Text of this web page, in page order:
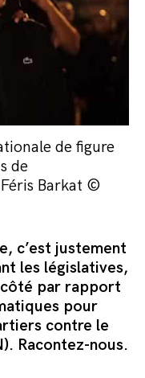
de figure
de
Barkat ©
c’est justement
les législatives,
par rapport
pour
contre le
Racontez-nous.